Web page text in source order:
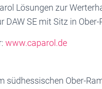
Lösungen zur
DAW SE mit Sitz in
www.caparol.de
südhessischen Ober-